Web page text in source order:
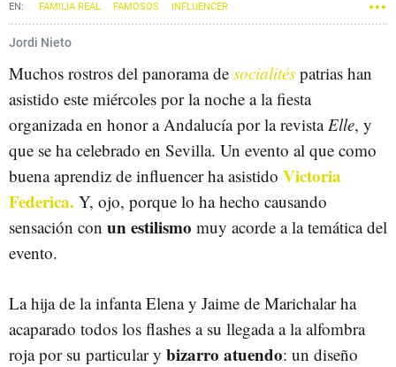
FAMILIA REAL FAMOSOS INFLUENCER
Jordi Nieto
Muchos rostros del panorama de socialités patrias han
asistido este miércoles por la noche a la fiesta
organizada en honor a Andalucía por la revistaElle, y
que se ha celebrado en Sevilla. Un evento al que como
buena aprendiz de influencer ha asistido Victoria
Federica. Y, ojo, porque lo ha hecho causando
sensación con un estilismo muy acorde a la temática del
evento.
La hija de la infanta Elena y Jaime de Marichalar ha
acaparado todos los flashes a su llegada a la alfombra
roja por su particular y bizarro atuendo: un diseño